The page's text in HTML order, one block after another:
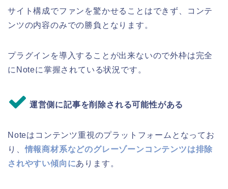
サイト構成でファンを驚かせることはできず、コンテ
ンツの内容のみでの勝負となります。
プラグインを導入することが出来ないので外枠は完全
にNoteに掌握されている状況です。
運営側に記事を削除される可能性がある
Noteはコンテンツ重視のプラットフォームとなってお
り、情報商材系などのグレーゾーンコンテンツは排除
されやすい傾向にあります。